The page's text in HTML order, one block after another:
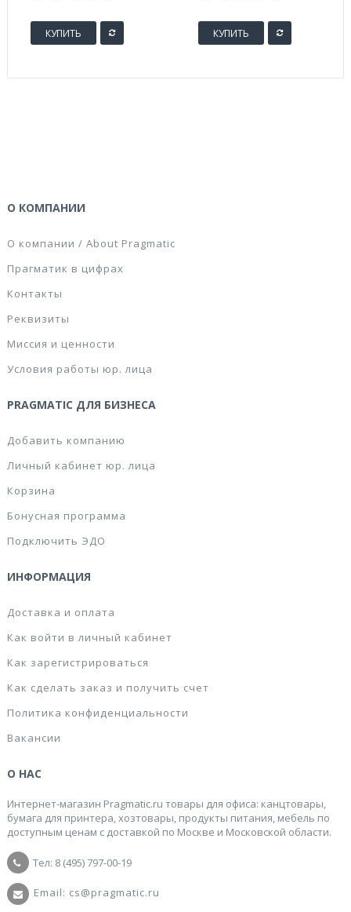
КУПИТЬ КУПИТЬ
О КОМПАНИИ
О компании / About Pragmatic
Прагматик в цифрах
Контакты
Реквизиты
Миссия и ценности
Условия работы юр. лица
PRAGMATIC ДЛЯ БИЗНЕСА
Добавить компанию
Личный кабинет юр. лица
Корзина
Бонусная программа
Подключить ЭДО
ИНФОРМАЦИЯ
Доставка и оплата
Как войти в личный кабинет
Как зарегистрироваться
Как сделать заказ и получить счет
Политика конфиденциальности
Вакансии
О НАС
Интернет-магазин Pragmatic.ru товары для офиса: канцтовары,
бумага для принтера, хозтовары, продукты питания, мебель по
доступным ценам с доставкой по Москве и Московской области.
Тел: 8 (495) 797-00-19
Email: cs@pragmatic.ru